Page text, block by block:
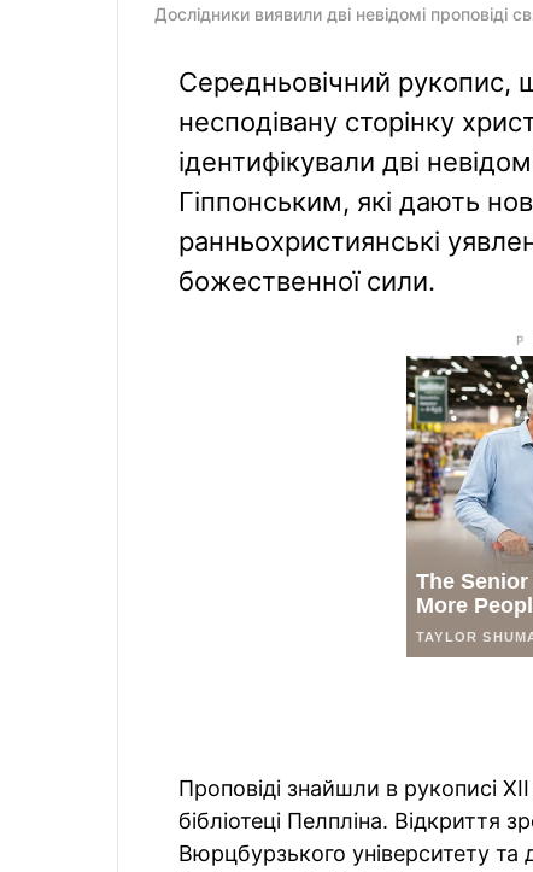
Дослідники виявили дві невідомі
Середньовічний рукопис,
несподівану сторінку
ідентифікували дві
Гіппонським, які дають
ранньохристиянські
божественної сили.
Проповіді знайшли в рукописі
бібліотеці Пелпліна. Відкриття
Вюрцбурзького університету